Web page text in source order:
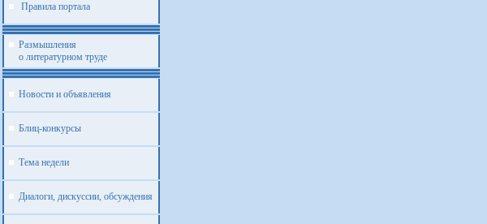
Правила портала
Размышления
о литературном труде
Новости и объявления
Блиц-конкурсы
Тема недели
Диалоги, дискуссии, обсуждения